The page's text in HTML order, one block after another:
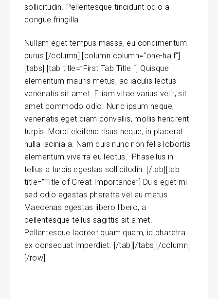
sollicitudin. Pellentesque tincidunt odio a
congue fringilla.
Nullam eget tempus massa, eu condimentum
purus.[/column] [column column=”one-half”]
[tabs] [tab title=”First Tab Title “] Quisque
elementum mauris metus, ac iaculis lectus
venenatis sit amet. Etiam vitae varius velit, sit
amet commodo odio. Nunc ipsum neque,
venenatis eget diam convallis, mollis hendrerit
turpis. Morbi eleifend risus neque, in placerat
nulla lacinia a. Nam quis nunc non felis lobortis
elementum viverra eu lectus. Phasellus in
tellus a turpis egestas sollicitudin. [/tab][tab
title=”Title of Great Importance”] Duis eget mi
sed odio egestas pharetra vel eu metus.
Maecenas egestas libero libero, a
pellentesque tellus sagittis sit amet.
Pellentesque laoreet quam quam, id pharetra
ex consequat imperdiet. [/tab][/tabs][/column]
[/row]